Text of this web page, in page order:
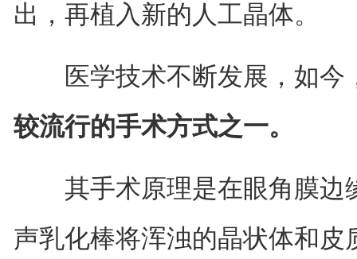
出，再植入新的人工晶体。
医学技术不断发展，如今
较流行的手术方式之一。
其手术原理是在眼角膜边
声乳化棒将浑浊的晶状体和